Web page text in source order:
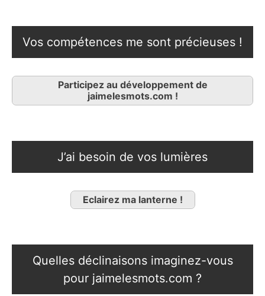
Vos compétences me sont précieuses !
Participez au développement de
jaimelesmots.com !
J’ai besoin de vos lumières
Eclairez ma lanterne !
Quelles déclinaisons imaginez-vous
pour jaimelesmots.com ?